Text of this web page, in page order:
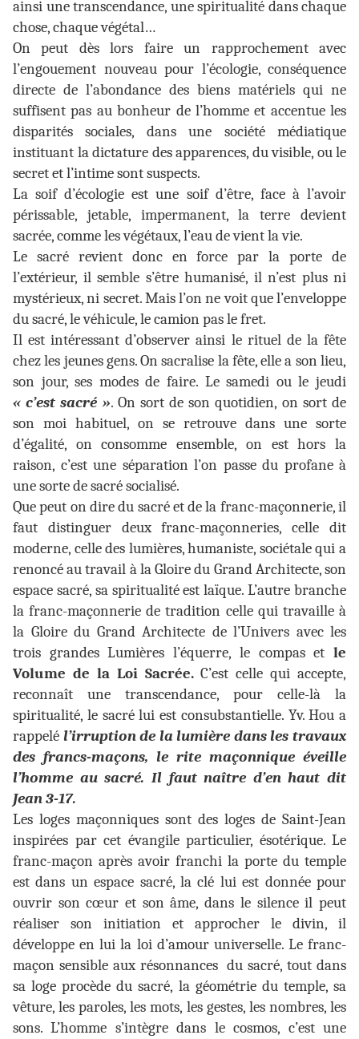
ainsi une transcendance, une spiritualité dans chaque
chose, chaque végétal…
On peut dès lors faire un rapprochement avec
l’engouement nouveau pour l’écologie, conséquence
directe de l’abondance des biens matériels qui ne
suffisent pas au bonheur de l’homme et accentue les
disparités sociales, dans une société médiatique
instituant la dictature des apparences, du visible, ou le
secret et l’intime sont suspects.
La soif d’écologie est une soif d’être, face à l’avoir
périssable, jetable, impermanent, la terre devient
sacrée, comme les végétaux, l’eau de vient la vie.
Le sacré revient donc en force par la porte de
l’extérieur, il semble s’être humanisé, il n’est plus ni
mystérieux, ni secret. Mais l’on ne voit que l’enveloppe
du sacré, le véhicule, le camion pas le fret.
Il est intéressant d’observer ainsi le rituel de la fête
chez les jeunes gens. On sacralise la fête, elle a son lieu,
son jour, ses modes de faire. Le samedi ou le jeudi
« c’est sacré ». On sort de son quotidien, on sort de
son moi habituel, on se retrouve dans une sorte
d’égalité, on consomme ensemble, on est hors la
raison, c’est une séparation l’on passe du profane à
une sorte de sacré socialisé.
Que peut on dire du sacré et de la franc-maçonnerie, il
faut distinguer deux franc-maçonneries, celle dit
moderne, celle des lumières, humaniste, sociétale qui a
renoncé au travail à la Gloire du Grand Architecte, son
espace sacré, sa spiritualité est laïque. L’autre branche
la franc-maçonnerie de tradition celle qui travaille à
la Gloire du Grand Architecte de l’Univers avec les
trois grandes Lumières l’équerre, le compas et le
Volume de la Loi Sacrée.C’est celle qui accepte,
reconnaît une transcendance, pour celle-là la
spiritualité, le sacré lui est consubstantielle. Yv. Hou a
rappelé l’irruption de la lumière dans les travaux
des francs-maçons, le rite maçonnique éveille
l’homme au sacré. Il faut naître d’en haut dit
Jean 3-17.
Les loges maçonniques sont des loges de Saint-Jean
inspirées par cet évangile particulier, ésotérique. Le
franc-maçon après avoir franchi la porte du temple
est dans un espace sacré, la clé lui est donnée pour
ouvrir son cœur et son âme, dans le silence il peut
réaliser son initiation et approcher le divin, il
développe en lui la loi d’amour universelle. Le franc-
maçon sensible aux résonnances du sacré, tout dans
sa loge procède du sacré, la géométrie du temple, sa
vêture, les paroles, les mots, les gestes, les nombres, les
sons. L’homme s’intègre dans le cosmos, c’est une